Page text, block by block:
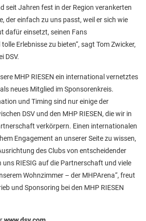
seit Jahren fest in der Region verankerten
der einfach zu uns passt, weil er sich wie
dafür einsetzt, seinen Fans
Erlebnisse zu bieten“, sagt Tom Zwicker,
DSV.
MHP RIESEN ein international vernetztes
neues Mitglied im Sponsorenkreis.
und Timing sind nur einige der
DSV und den MHP RIESEN, die wir in
verkörpern. Einen internationalen
Engagement an unserer Seite zu wissen,
des Clubs von entscheidender
uns RIESIG auf die Partnerschaft und viele
Wohnzimmer – der MHPArena“, freut
und Sponsoring bei den MHP RIESEN